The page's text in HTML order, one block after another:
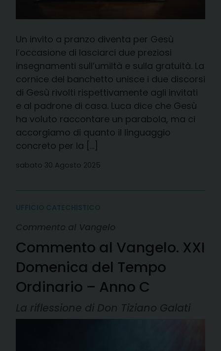
Un invito a pranzo diventa per Gesù
l’occasione di lasciarci due preziosi
insegnamenti sull’umiltà e sulla gratuità. La
cornice del banchetto unisce i due discorsi
di Gesù rivolti rispettivamente agli invitati
e al padrone di casa. Luca dice che Gesù
ha voluto raccontare un parabola, ma ci
accorgiamo di quanto il linguaggio
concreto per la […]
sabato 30 Agosto 2025
UFFICIO CATECHISTICO
Commento al Vangelo
Commento al Vangelo. XXI
Domenica del Tempo
Ordinario – Anno C
La riflessione di Don Tiziano Galati